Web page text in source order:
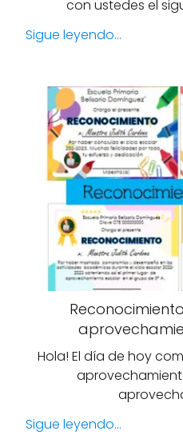
con ustedes el
Sigue leyendo...
Hola! El día de hoy
Sigue leyendo...